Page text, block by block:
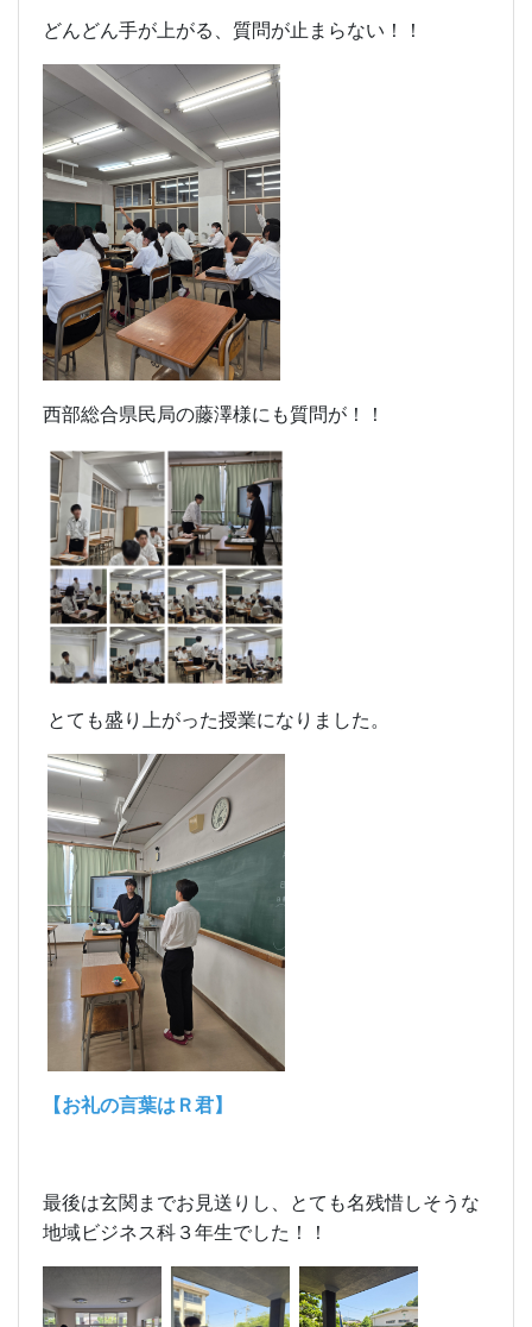
どんどん手が上がる、質問が止まらない！！
西部総合県民局の藤澤様にも質問が！！
とても盛り上がった授業になりました。
【お礼の言葉はＲ君】
最後は玄関までお見送りし、とても名残惜しそうな
地域ビジネス科３年生でした！！